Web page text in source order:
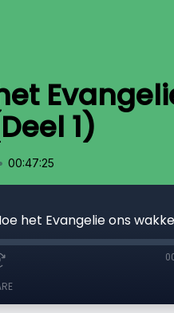
1)
00:47:25